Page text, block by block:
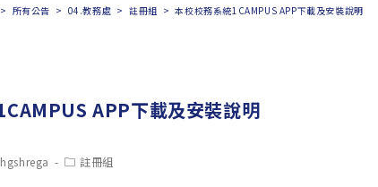
> 所有公告 > 04.教務處 > 註冊組 > 本校校務系統1CAMPUS APP下載及安裝說明
APP下載及安裝說明
Post註冊組